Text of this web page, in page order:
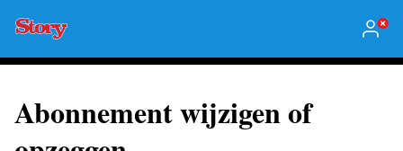
Abonnement wijzigen of